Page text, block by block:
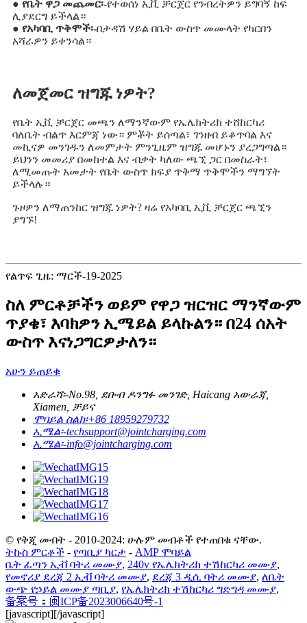
● የቤት ዋጋ መጨመር፡-የተወሰነ ኢቪ ቻርጀር የንብረትዎን ይግባኝ ከፍ
ሊያደርግ ይችላል።
● የአካባቢ ጥቅሞች፡-በታዳሽ ሃይል በቤት ውስጥ መሙላት የካርበን
አሻራዎን ይቀንሳል።
ለመጀመር ዝግጁ ነዎት?
የቤት ኢቪ ቻርጀር መጫን ለማንኛውም የኤሌክትሪክ ተሸከርካሪ
ባለቤት ብልጥ እርምጃ ነው። ምቾት ይሰጣል፣ ገንዘብ ይቆጥባል እና
መኪናዎ መንገዱን ለመምታት ምንጊዜም ዝግጁ መሆኑን ያረጋግጣል።
ይህንን መመሪያ በመከተል እና ብቃት ካለው ጫኚ ጋር በመስራት፣
ለሚመጡት አመታት የቤት ውስጥ ክፍያ ጥቅማ ጥቅሞችን ማግኘት
ይችላሉ።
ጉዞዎን ለማጠንከር ዝግጁ ነዎት? ዛሬ የአካባቢ ኢቪ ቻርጀር ጫኚን
ያግኙ!
የልጥፍ ጊዜ: ማርች-19-2025
ስለ ምርቶቻችን ወይም የዋጋ ዝርዝር ማንኛውም
ጥያቄ፣ እባክዎን ኢሜይል ይላኩልን። በ24 ሰአት
ውስጥ እናነጋግርዎታለን።
አሁን ይጠይቁ
አድራሻ፡-No.98, ደቡብ ዶንግፉ መንገድ, Haicang አውራጃ,
Xiamen, ቻይና
ሞባይል ስልክ፡+86 18959279732
ኢሜል፡-techsupport@jointcharging.com
ኢሜል፡-info@jointcharging.com
© የቅጂ መብት - 2010-2024: ሁሉም መብቶች የተጠበቁ ናቸው.
ትኩስ ምርቶች - የጣቢያ ካርታ - AMP ሞባይል
ቤት ፈጣን ኢቭ ባትሪ መሙያ, 240v የኤሌክትሪክ ተሽከርካሪ መሙያ,
የመኖሪያ ደረጃ 2 ኢቭ ባትሪ መሙያ, ደረጃ 3 ዲሲ ባትሪ መሙያ, ለቤት
ውጭ የኃይል መሙያ ጣቢያ, የኤሌክትሪክ ተሽከርካሪ ግድግዳ መሙያ,
备案号：闽ICP备2023006640号-1
[javascript][/javascript]